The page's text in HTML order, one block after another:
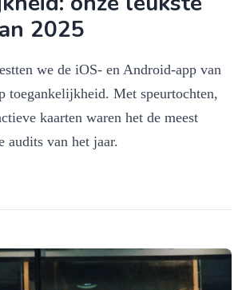
2025
we de iOS- en Android-app van
toegankelijkheid. Met speurtochten,
kaarten waren het de meest
audits van het jaar.